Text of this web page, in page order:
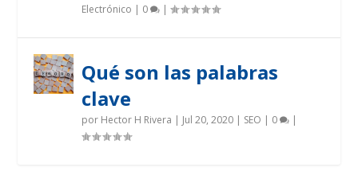
Electrónico | 0 |
Qué son las palabras
clave
por Hector H Rivera | Jul 20, 2020 | SEO | 0 |